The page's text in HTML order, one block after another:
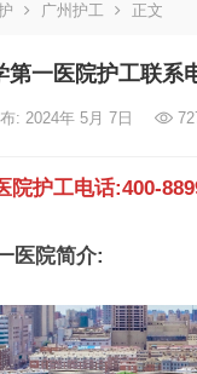
广州护工 正文
第一医院护工联系
: 2024年 5月 7日
院护工电话:400-
医院简介: